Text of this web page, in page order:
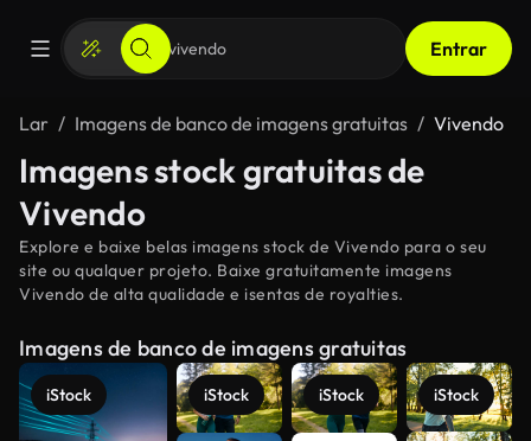
Entrar
Lar Imagens de banco de imagens gratuitas Vivendo
Imagens stock gratuitas de
Vivendo
Explore e baixe belas imagens stock de Vivendo para o seu
site ou qualquer projeto. Baixe gratuitamente imagens
Vivendo de alta qualidade e isentas de royalties.
Imagens de banco de imagens gratuitas
iStock iStock iStock iStock